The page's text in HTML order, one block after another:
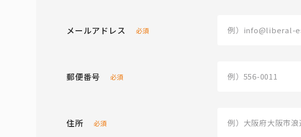
メールアドレス 必須
郵便番号 必須
住所 必須